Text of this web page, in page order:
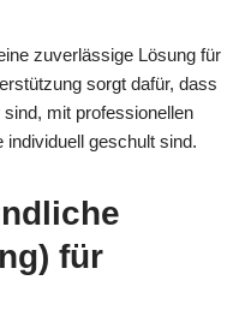
zuverlässige Lösung für
sorgt dafür, dass
mit professionellen
geschult sind.
für